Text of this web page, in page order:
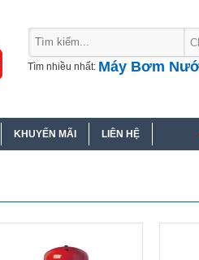
Tìm nhiều nhất: Máy Bơm
KHUYẾN MÃI LIÊN HỆ